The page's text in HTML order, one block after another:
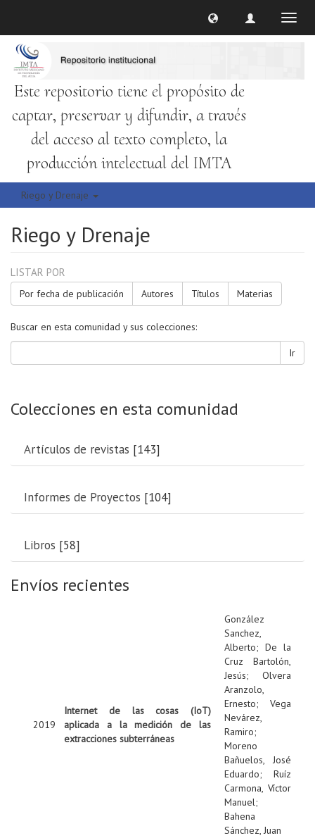
Este repositorio tiene el propósito de
captar, preservar y difundir, a través
del acceso al texto completo, la
producción intelectual del IMTA
Riego y Drenaje
Riego y Drenaje
LISTAR POR
Por fecha de publicación Autores Títulos Materias
Buscar en esta comunidad y sus colecciones:
Ir
Colecciones en esta comunidad
Artículos de revistas [143]
Informes de Proyectos [104]
Libros [58]
Envíos recientes
2019
Internet de las cosas (IoT)
aplicada a la medición de las
extracciones subterráneas
González
Sanchez,
Alberto; De la
Cruz Bartolón,
Jesús; Olvera
Aranzolo,
Ernesto; Vega
Nevárez,
Ramiro;
Moreno
Bañuelos, José
Eduardo; Ruíz
Carmona, Víctor
Manuel;
Bahena
Sánchez, Juan